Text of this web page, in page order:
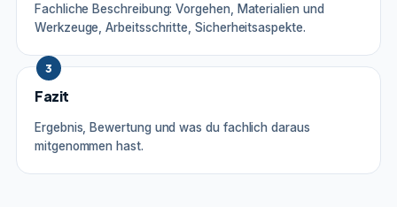
Fachliche Beschreibung: Vorgehen, Materialien und
Werkzeuge, Arbeitsschritte, Sicherheitsaspekte.
3
Fazit
Ergebnis, Bewertung und was du fachlich daraus
mitgenommen hast.